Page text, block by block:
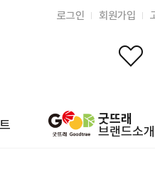
로그인 회원가입
굿뜨래
브랜드소개